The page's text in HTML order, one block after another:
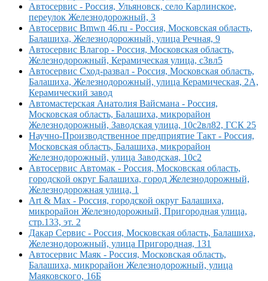
Автосервис - Россия, Ульяновск, село Карлинское,
переулок Железнодорожный, 3
Автосервис Bmwn 46.ru - Россия, Московская область,
Балашиха, Железнодорожный, улица Речная, 9
Автосервис Влагор - Россия, Московская область,
Железнодорожный, Керамическая улица, с3вл5
Автосервис Сход-развал - Россия, Московская область,
Балашиха, Железнодорожный, улица Керамическая, 2А,
Керамический завод
Автомастерская Анатолия Вайсмана - Россия,
Московская область, Балашиха, микрорайон
Железнодорожный, Заводская улица, 10с2вл82, ГСК 25
Научно-Производственное предприятие Такт - Россия,
Московская область, Балашиха, микрорайон
Железнодорожный, улица Заводская, 10с2
Автосервис Автомак - Россия, Московская область,
городской округ Балашиха, город Железнодорожный,
Железнодорожная улица, 1
Art & Max - Россия, городской округ Балашиха,
микрорайон Железнодорожный, Пригородная улица,
стр.133, эт. 2
Дакар Сервис - Россия, Московская область, Балашиха,
Железнодорожный, улица Пригородная, 131
Автосервис Маяк - Россия, Московская область,
Балашиха, микрорайон Железнодорожный, улица
Маяковского, 16Б